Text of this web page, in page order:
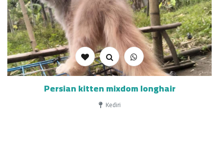
Persian kitten mixdom longhair
Kediri